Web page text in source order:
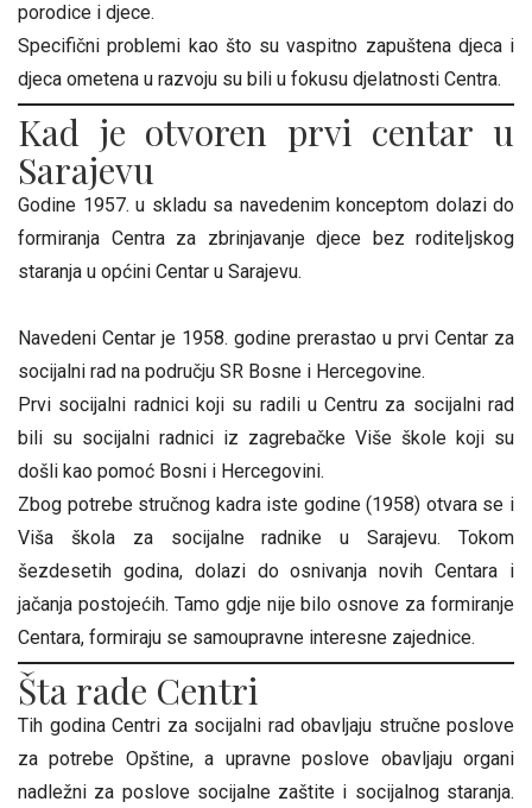
porodice i djece.
Specifični problemi kao što su vaspitno zapuštena djeca i
djeca ometena u razvoju su bili u fokusu djelatnosti Centra.
Kad je otvoren prvi centar u
Sarajevu
Godine 1957. u skladu sa navedenim konceptom dolazi do
formiranja Centra za zbrinjavanje djece bez roditeljskog
staranja u općini Centar u Sarajevu.
Navedeni Centar je 1958. godine prerastao u prvi Centar za
socijalni rad na području SR Bosne i Hercegovine.
Prvi socijalni radnici koji su radili u Centru za socijalni rad
bili su socijalni radnici iz zagrebačke Više škole koji su
došli kao pomoć Bosni i Hercegovini.
Zbog potrebe stručnog kadra iste godine (1958) otvara se i
Viša škola za socijalne radnike u Sarajevu. Tokom
šezdesetih godina, dolazi do osnivanja novih Centara i
jačanja postojećih. Tamo gdje nije bilo osnove za formiranje
Centara, formiraju se samoupravne interesne zajednice.
Šta rade Centri
Tih godina Centri za socijalni rad obavljaju stručne poslove
za potrebe Opštine, a upravne poslove obavljaju organi
nadležni za poslove socijalne zaštite i socijalnog staranja.